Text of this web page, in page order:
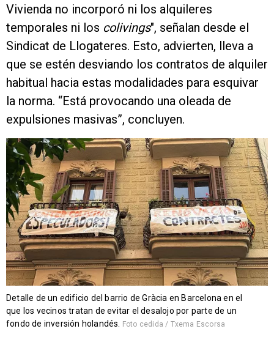
Vivienda no incorporó ni los alquileres
temporales ni los colivings", señalan desde el
Sindicat de Llogateres. Esto, advierten, lleva a
que se estén desviando los contratos de alquiler
habitual hacia estas modalidades para esquivar
la norma. “Está provocando una oleada de
expulsiones masivas”, concluyen.
Detalle de un edificio del barrio de Gràcia en Barcelona en el
que los vecinos tratan de evitar el desalojo por parte de un
fondo de inversión holandés. Foto cedida / Txema Escorsa